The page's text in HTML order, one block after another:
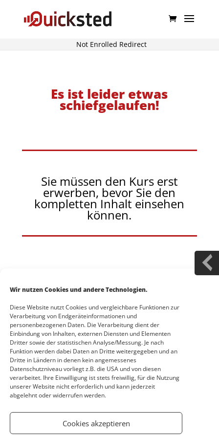
Wir nutzen Cookies und andere Technologien.
Diese Website nutzt Cookies und vergleichbare Funktionen zur
Verarbeitung von Endgeräteinformationen und
personenbezogenen Daten. Die Verarbeitung dient der
Einbindung von Inhalten, externen Diensten und Elementen
Dritter sowie der statistischen Analyse/Messung. Je nach
Funktion werden dabei Daten an Dritte weitergegeben und an
Dritte in Ländern in denen kein angemessenes
Datenschutzniveau vorliegt z.B. die USA und von diesen
verarbeitet. Ihre Einwilligung ist stets freiwillig, für die Nutzung
unserer Website nicht erforderlich und kann jederzeit
abgelehnt oder widerrufen werden.
Cookies akzeptieren
Not Enrolled Redirect
Es ist leider etwas
schiefgelaufen!
Sie müssen den Kurs erst
erwerben, bevor Sie den
kompletten Inhalt einsehen
können.
Kaufen.
Oder, wenn Sie den Kurs bereits erworben haben,
müssen Sie sich eventuell vorher anmelden.